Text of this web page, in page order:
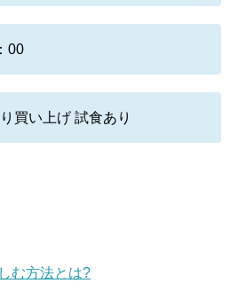
00
買い上げ 試食あり
む方法とは?